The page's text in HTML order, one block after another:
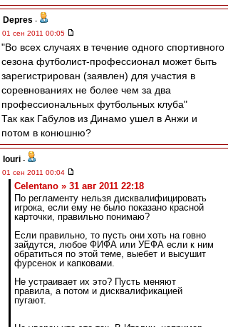
Depres -
01 сен 2011 00:05
"Во всех случаях в течение одного спортивного
сезона футболист-профессионал может быть
зарегистрирован (заявлен) для участия в
соревнованиях не более чем за два
профессиональных футбольных клуба"
Так как Габулов из Динамо ушел в Анжи и
потом в конюшню?
Iouri -
01 сен 2011 00:04
Celentano » 31 авг 2011 22:18
По регламенту нельзя дисквалифицировать
игрока, если ему не было показано красной
карточки, правильно понимаю?
Если правильно, то пусть они хоть на говно
зайдутся, любое ФИФА или УЕФА если к ним
обратиться по этой теме, выебет и высушит
фурсенок и капковами.
Не устраивает их это? Пусть меняют
правила, а потом и дисквалификацией
пугают.